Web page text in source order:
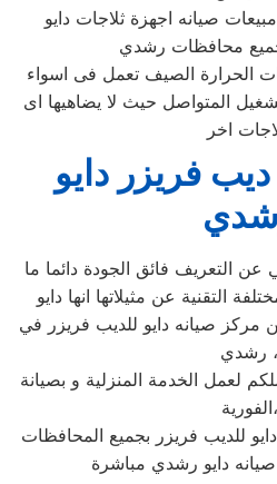
صيانه اجهزة ثلاجات دايو
الحرارة الصيف تعمل فى اسواء
المتواصل حيث لا يضاهيها اى
فريزر دايو
التعريف فائق الجودة دائما ما
مركز صيانه دايو للديب فريزر في
رشدي ،
لعمل الخدمة المنزلية و بصيانة
الفورية،
للديب فريزر بجميع المحافظات